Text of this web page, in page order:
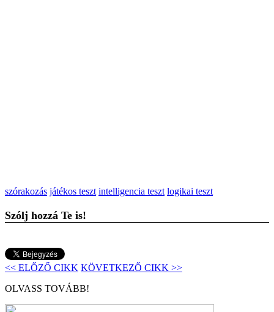
szórakozás játékos teszt intelligencia teszt logikai teszt
Szólj hozzá Te is!
<< ELŐZŐ CIKK KÖVETKEZŐ CIKK >>
OLVASS TOVÁBB!